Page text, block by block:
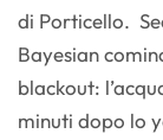
di Porticello.
Bayesian
blackout:
minuti dopo lo